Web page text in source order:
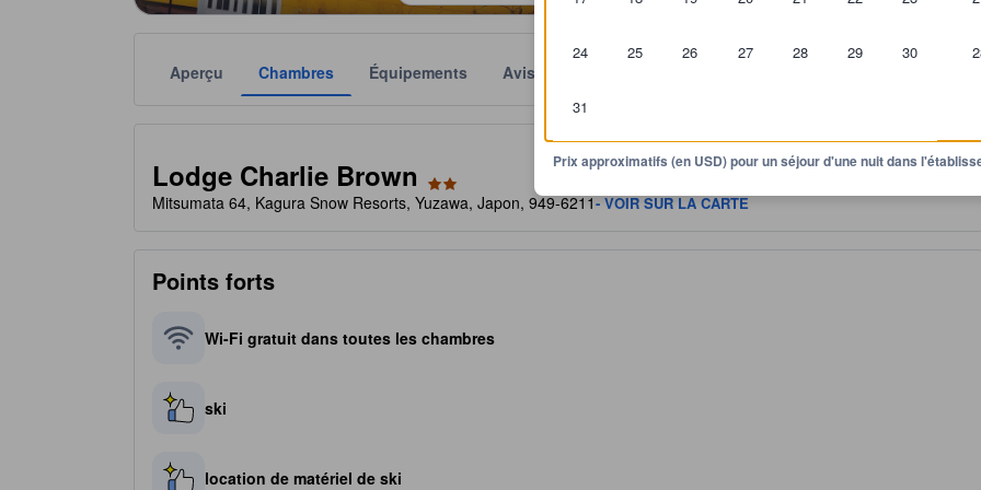
24 25 26 27 28 29 30
31
Prix approximatifs (en USD) pour un séjour d'une nuit dans
Aperçu Chambres Équipements Avis
Lodge Charlie Brown
Mitsumata 64, Kagura Snow Resorts, Yuzawa, Japon, 949-6211- VOIR SUR LA CARTE
Points forts
Wi-Fi gratuit dans toutes les chambres
ski
location de matériel de ski